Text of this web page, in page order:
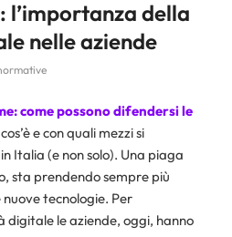
l’importanza della
nelle aziende
come possono difendersi le
e con quali mezzi si
Italia (e non solo). Una piaga
sta prendendo sempre più
nuove tecnologie. Per
le aziende, oggi, hanno